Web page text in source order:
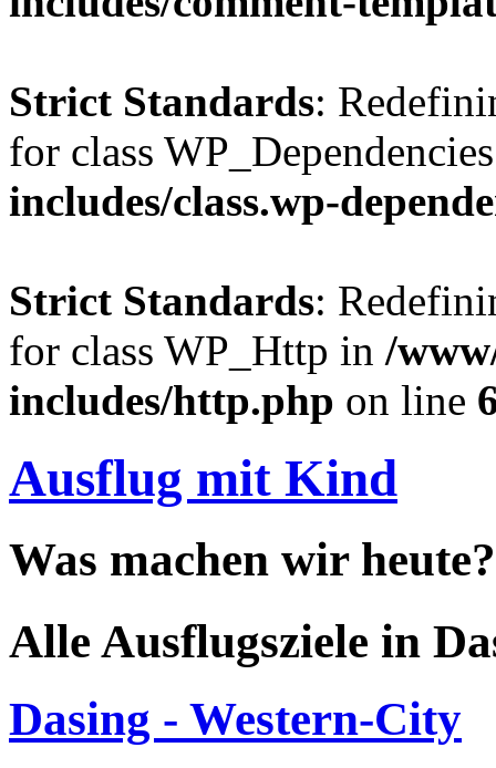
Strict Standards:
for class
includes/class.wp-
Strict Standards:
for class WP_Http in /
includes/http.php on line
Ausflug mit Kind
Was machen wir heute?
Alle Ausflugsziele in
Dasing - Western-City